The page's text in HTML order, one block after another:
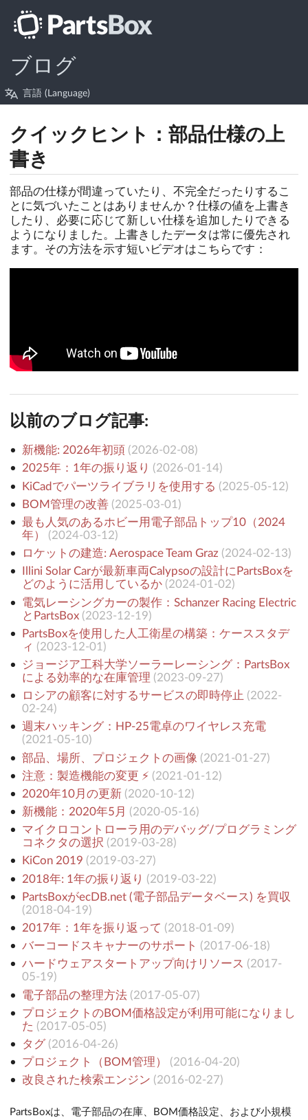
ブログ
言語 (Language)
クイックヒント：部品仕様の上
書き
部品の仕様が間違っていたり、不完全だったりするこ
とに気づいたことはありませんか？仕様の値を上書き
したり、必要に応じて新しい仕様を追加したりできる
ようになりました。上書きしたデータは常に優先され
ます。その方法を示す短いビデオはこちらです：
以前のブログ記事:
新機能: 2026年初頭 (2026-02-08)
2025年：1年の振り返り (2026-01-14)
KiCadでパーツライブラリを使用する (2025-05-12)
BOM管理の改善 (2025-03-01 )
最も人気のあるホビー用電子部品トップ10（2024
年）
(2024-03-12)
ロケットの建造: Aerospace Team Graz (2024-02-13)
Illini Solar Carが最新車両Calypsoの設計にPartsBoxを
どのように活用しているか(2024-01-02)
電気レーシングカーの製作：Schanzer Racing Electric
とPartsBox(2023-12-19)
PartsBoxを使用した人工衛星の構築：ケーススタデ
ィ (2023-12-01 )
ジョージア工科大学ソーラーレーシング：PartsBox
による効率的な在庫管理 (2023-09-27)
ロシアの顧客に対するサービスの即時停止 (2022-
02-24)
週末ハッキング：HP-25電卓のワイヤレス充電
(2021-05-10)
部品、場所、プロジェクトの画像 (2021-01-27)
注意：製造機能の変更 ⚡️ (2021-01-12)
2020年10月の更新(2020-10-12)
新機能：2020年5月 (2020-05-16)
マイクロコントローラ用のデバッグ/プログラミング
コネクタの選択 (2019-03-28)
KiCon 2019 (2019-03-27)
2018年: 1年の振り返り (2019-03-22)
PartsBoxがecDB.net (電子部品データベース) を買収
(2018-04-19)
2017年：1年を振り返って (2018-01-09)
バーコードスキャナーのサポート (2017-06-18)
ハードウェアスタートアップ向けリソース (2017-
05-19)
電子部品の整理方法(2017-05-07)
プロジェクトのBOM価格設定が利用可能になりまし
た (2017-05-05)
タグ(2016-04-26)
プロジェクト（BOM管理）
(2016-04-20)
改良された検索エンジン (2016-02-27)
PartsBoxは、電子部品の在庫、BOM価格設定、および小規模